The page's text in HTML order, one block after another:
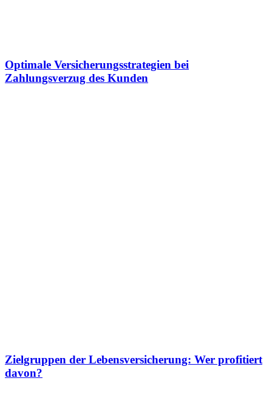
Optimale Versicherungsstrategien bei
Zahlungsverzug des Kunden
Zielgruppen der Lebensversicherung: Wer profitiert
davon?